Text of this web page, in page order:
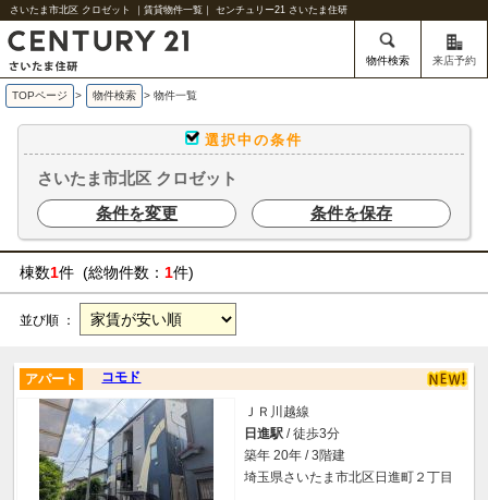
さいたま市北区 クロゼット ｜賃貸物件一覧｜ センチュリー21 さいたま住研
物件検索 来店予約
TOPページ > 物件検索 > 物件一覧
選択中の条件
さいたま市北区 クロゼット
条件を変更
条件を保存
棟数1件 (総物件数： 1件)
並び順 ：
コモド
アパート
ＪＲ川越線
日進駅 / 徒歩3分
築年 20年 / 3階建
埼玉県さいたま市北区日進町２丁目